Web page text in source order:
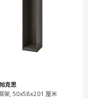
米克思
架, 50x58x201 厘米